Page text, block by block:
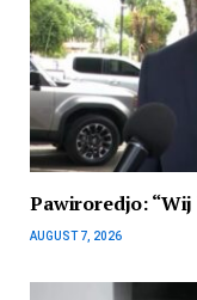
Pawiroredjo:
AUGUST 7, 2026